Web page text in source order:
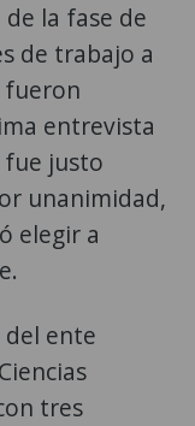
la fase de
de trabajo a
fueron
entrevista
fue justo
unanimidad,
elegir a
del ente
tres